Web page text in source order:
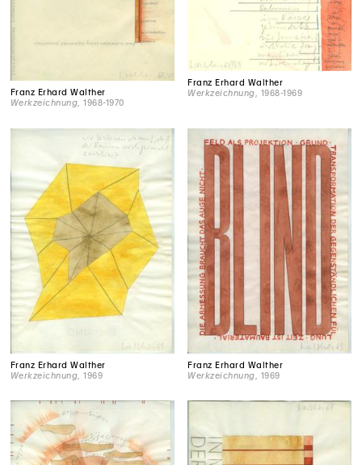
Franz Erhard Walther
Werkzeichnung, 1968-1970
Franz Erhard Walther
Werkzeichnung , 1968-1969
Franz Erhard Walther
Werkzeichnung , 1969
Franz Erhard Walther
Werkzeichnung , 1969